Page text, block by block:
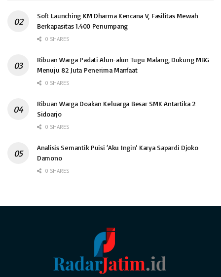
Soft Launching KM Dharma Kencana V, Fasilitas Mewah
Berkapasitas 1.400 Penumpang
0 SHARES
Ribuan Warga Padati Alun-alun Tugu Malang, Dukung MBG
Menuju 82 Juta Penerima Manfaat
0 SHARES
Ribuan Warga Doakan Keluarga Besar SMK Antartika 2
Sidoarjo
0 SHARES
Analisis Semantik Puisi ‘Aku Ingin’ Karya Sapardi Djoko
Damono
0 SHARES